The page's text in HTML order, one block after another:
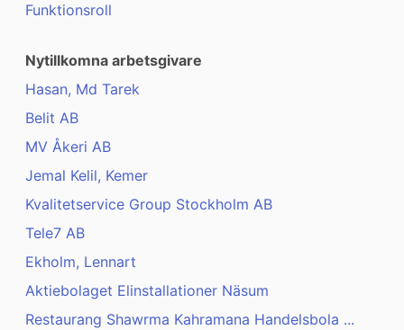
Funktionsroll
Nytillkomna arbetsgivare
Hasan, Md Tarek
Belit AB
MV Åkeri AB
Jemal Kelil, Kemer
Kvalitetservice Group Stockholm AB
Tele7 AB
Ekholm, Lennart
Aktiebolaget Elinstallationer Näsum
Restaurang Shawrma Kahramana Handelsbola ...